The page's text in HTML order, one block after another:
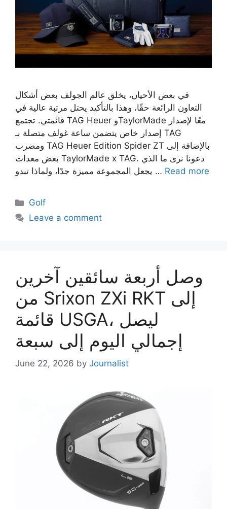
في بعض الأحيان، يخلق عالم الجولف بعض أشكال
التعاون الرائعة حقًا، وهذا بالتأكيد يحتل مرتبة عالية في
قائمتي. تجتمع TAG Heuer وTaylorMade معًا لإصدار
إصدار خاص يتضمن ساعة غولف متصلة بـ TAG
ومضرب TAG Heuer Edition Spider ZT بالإضافة إلى
بعض معدات TaylorMade x TAG. دعونا نرى ما الذي
يجعل المجموعة مميزة جدًا، ولماذا تبدو … Read more
Categories
Golf
Leave a comment
وصل أربعة سائقين آخرين
من Srixon ZXi RKT إلى
قائمة USGA، ليصل
إجمالي اليوم إلى سبعة
June 22, 2026 by Journalist